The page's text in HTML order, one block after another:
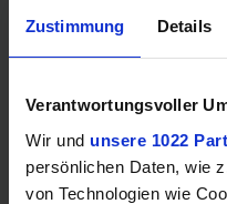
Zustimmung Details
Verantwortungsvoller
Wir und unsere 1022
persönlichen Daten, wie
von Technologien wie
Sonstiges